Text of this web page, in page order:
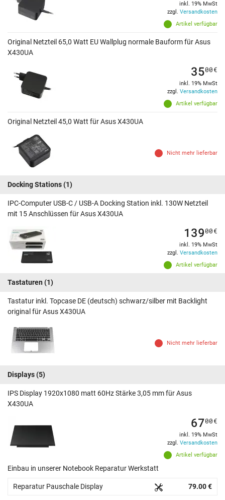
Artikel verfügbar
inkl. 19% MwSt
zzgl. Versandkosten
Original Netzteil 65,0 Watt EU Wallplug normale Bauform für Asus
X430UA
Artikel verfügbar
3500€
inkl. 19% MwSt
zzgl. Versandkosten
Original Netzteil 45,0 Watt für Asus X430UA
Nicht mehr lieferbar
Docking Stations(1)
IPC-Computer USB-C / USB-A Docking Station inkl. 130W Netzteil
mit 15 Anschlüssen für Asus X430UA
Artikel verfügbar
13900€
inkl. 19% MwSt
zzgl. Versandkosten
Tastaturen (1)
Tastatur inkl. Topcase DE (deutsch) schwarz/silber mit Backlight
original für Asus X430UA
Nicht mehr lieferbar
Displays(5)
IPS Display 1920x1080 matt 60Hz Stärke 3,05 mm für Asus
X430UA
Artikel verfügbar
6700€
inkl. 19% MwSt
zzgl. Versandkosten
Einbau in unserer Notebook Reparatur Werkstatt
Reparatur Pauschale Display 79.00 €